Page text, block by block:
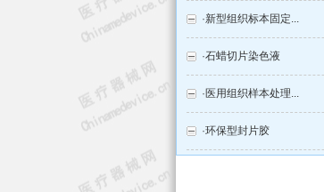
·新型组织标本固定...
·石蜡切片染色液
· 医用组织样本处理...
·环保型封片胶